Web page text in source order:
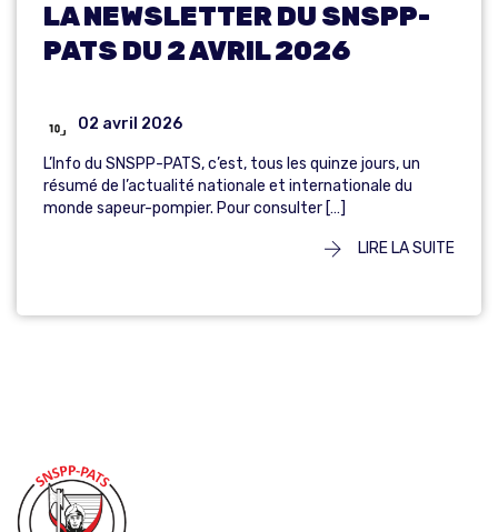
LA NEWSLETTER DU SNSPP-
PATS DU 2 AVRIL 2026
02 avril 2026
L’Info du SNSPP-PATS, c’est, tous les quinze jours, un
résumé de l’actualité nationale et internationale du
monde sapeur-pompier. Pour consulter […]
LIRE LA SUITE